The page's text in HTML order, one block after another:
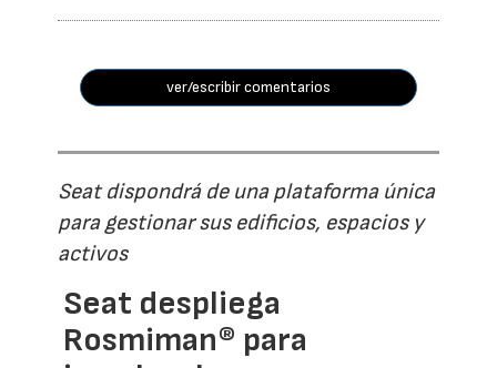
ver/escribir comentarios
Seat dispondrá de una plataforma única
para gestionar sus edificios, espacios y
activos
Seat despliega
Rosmiman® para